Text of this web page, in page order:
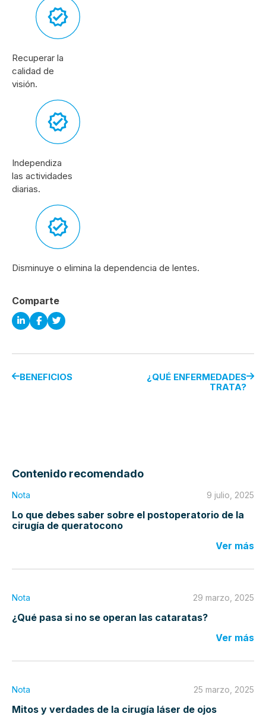
Recuperar la
calidad de
visión.
Independiza
las actividades
diarias.
Disminuye o elimina la dependencia de lentes.
Comparte
BENEFICIOS
¿QUÉ ENFERMEDADES
TRATA?
Contenido recomendado
Nota 9 julio, 2025
Lo que debes saber sobre el postoperatorio de la
cirugía de queratocono
Ver más
Nota 29 marzo, 2025
¿Qué pasa si no se operan las cataratas?
Ver más
Nota 25 marzo, 2025
Mitos y verdades de la cirugía láser de ojos